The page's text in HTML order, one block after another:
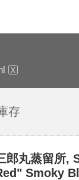
存
郎丸蒸留所,
Smoky